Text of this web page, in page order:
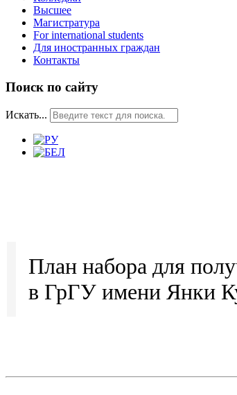
Высшее
Магистратура
For international students
Для иностранных граждан
Контакты
Поиск по сайту
Искать...
План набора для
в ГрГУ имени Янки